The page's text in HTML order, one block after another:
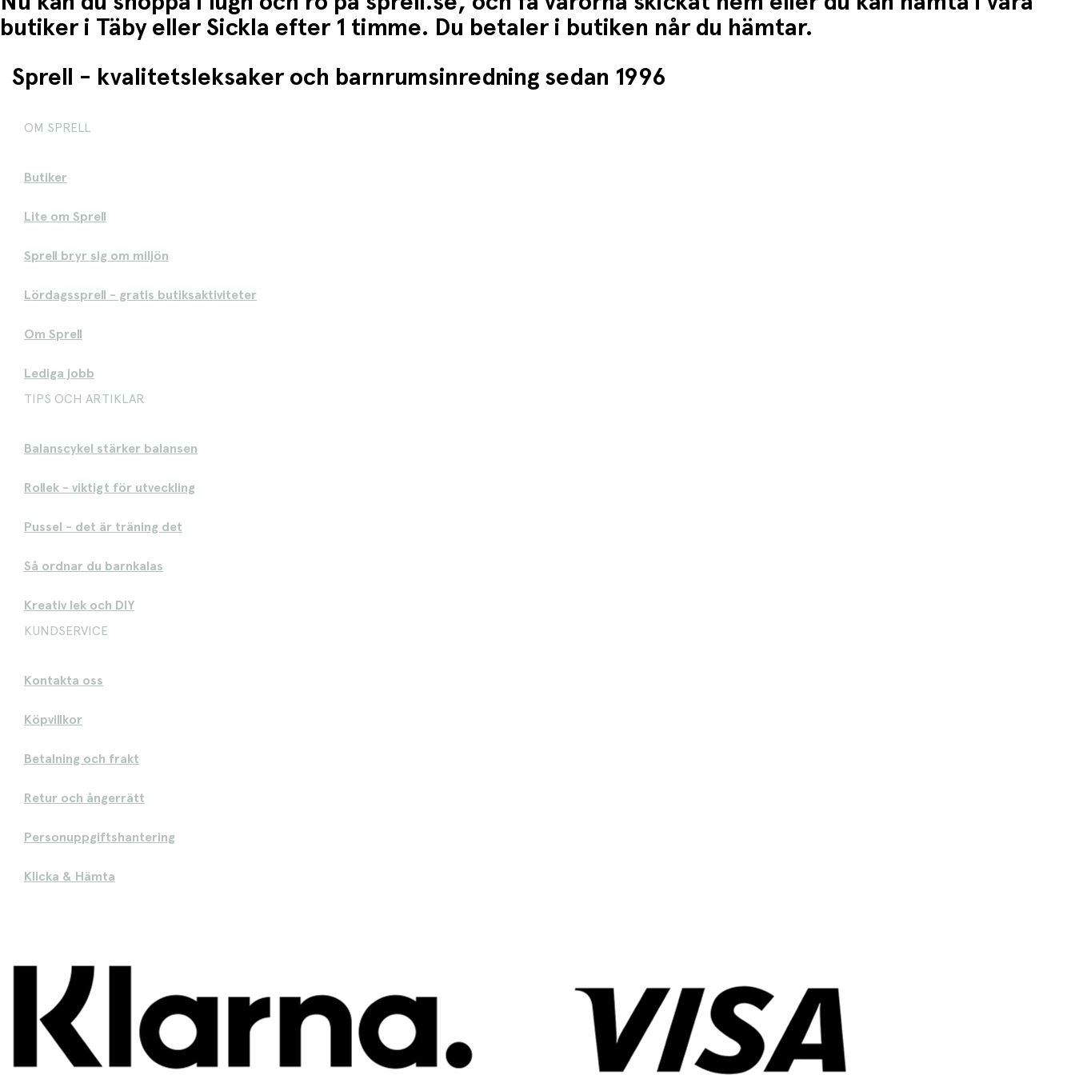
butiker i Täby eller Sickla efter 1 timme. Du betaler i butiken når du hämtar.
Sprell - kvalitetsleksaker och barnrumsinredning sedan 1996
OM SPRELL
Butiker
Lite om Sprell
Sprell bryr sig om miljön
Lördagssprell - gratis butiksaktiviteter
Om Sprell
Lediga jobb
TIPS OCH ARTIKLAR
Balanscykel stärker balansen
Rollek - viktigt för utveckling
Pussel - det är träning det
Så ordnar du barnkalas
Kreativ lek och DIY
KUNDSERVICE
Kontakta oss
Köpvillkor
Betalning och frakt
Retur och ångerrätt
Personuppgiftshantering
Klicka & Hämta